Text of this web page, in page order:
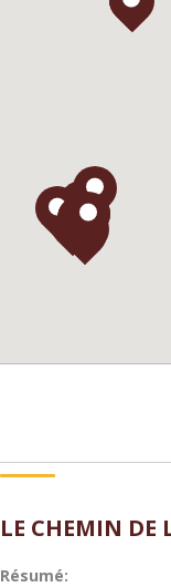
LE CHEMIN DE
Résumé: